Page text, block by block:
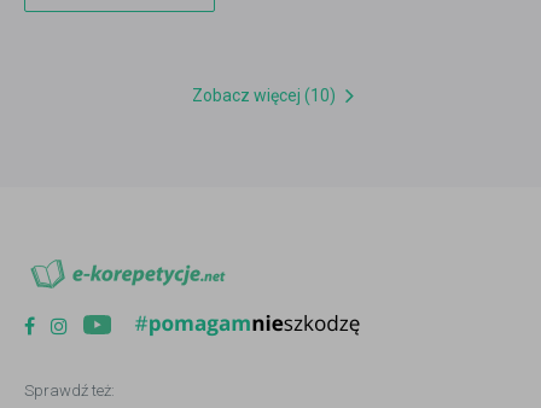
Zobacz więcej (10)
Sprawdź też: